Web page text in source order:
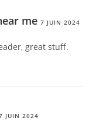
me 7 JUIN 2024
great stuff.
JUIN 2024